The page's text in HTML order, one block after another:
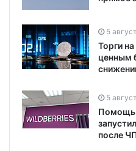
5
Торги
ценным
5
Помощь
после